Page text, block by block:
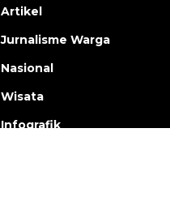
Artikel
Jurnalisme Warga
Nasional
Wisata
Infografik